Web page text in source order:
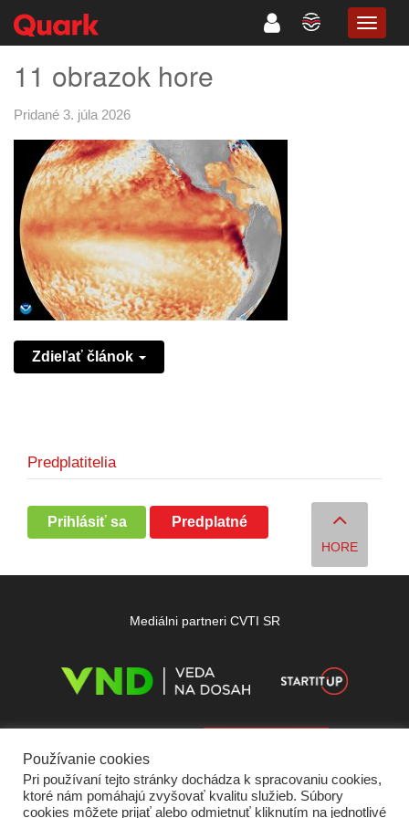
11 obrazok hore
Pridané 3. júla 2026
Zdieľať článok
Predplatitelia
Prihlásiť sa Predplatné
HORE
Mediálni partneri CVTI SR
Používanie cookies
Pri používaní tejto stránky dochádza k spracovaniu cookies,
ktoré nám pomáhajú zvyšovať kvalitu služieb. Súbory
cookies môžete prijať alebo odmietnuť kliknutím na jednotlivé